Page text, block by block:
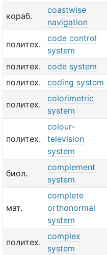
кораб.
coastwise
navigation
политех.
code control
system
политех.
code system
политех.
coding system
политех.
colorimetric
system
политех.
colour-
television
system
биол.
complement
system
мат.
complete
orthonormal
system
политех.
complex
system